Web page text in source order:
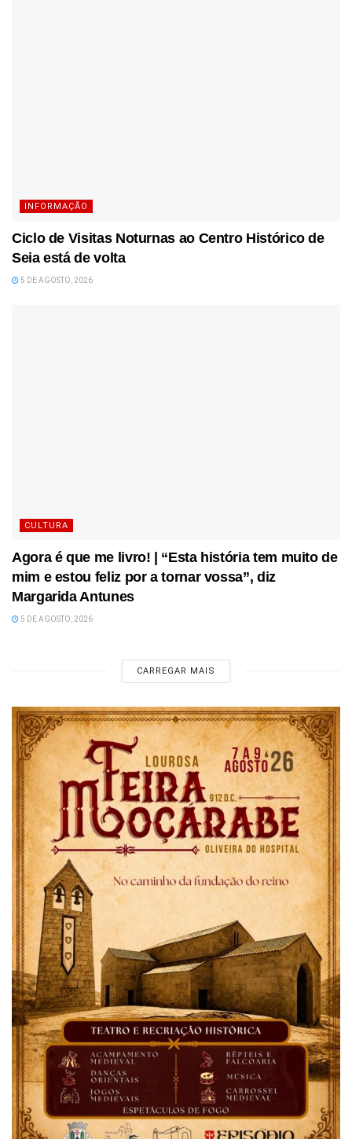
INFORMAÇÃO
Ciclo de Visitas Noturnas ao Centro Histórico de
Seia está de volta
5 DE AGOSTO, 2026
CULTURA
Agora é que me livro! | “Esta história tem muito de
mim e estou feliz por a tornar vossa”, diz
Margarida Antunes
5 DE AGOSTO, 2026
CARREGAR MAIS